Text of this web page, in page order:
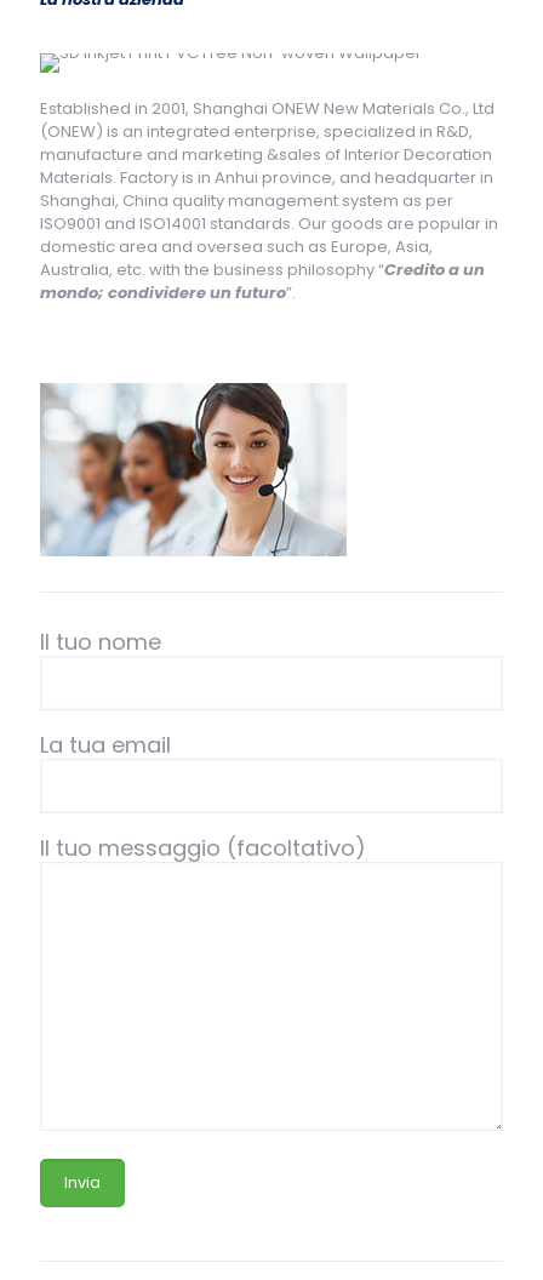
Established in 2001, Shanghai ONEW New Materials Co., Ltd
(ONEW) is an integrated enterprise, specialized in R&D,
manufacture and marketing &sales of Interior Decoration
Materials. Factory is in Anhui province, and headquarter in
Shanghai, China quality management system as per
ISO9001 and ISO14001 standards. Our goods are popular in
domestic area and oversea such as Europe, Asia,
Australia, etc. with the business philosophy “Credito a un
mondo; condividere un futuro”.
Il tuo nome
La tua email
Il tuo messaggio (facoltativo)